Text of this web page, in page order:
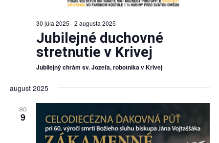
30 júla 2025 -2 augusta 2025
Jubilejné duchovné
stretnutie v Krivej
Jubilejný chrám sv. Jozefa, robotníka v Krivej
august 2025
SO
9